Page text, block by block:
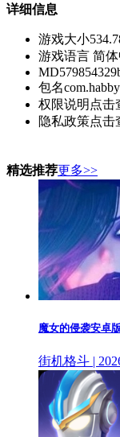
详细信息
游戏大小
游戏语言 简
MD5
包名
权限说明 点击
隐私政策点击
精选推荐更多>>
魔女的侵袭安卓版
街机格斗 |